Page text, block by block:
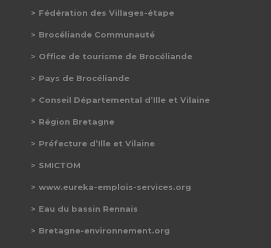
Fédération des Villages-étape
Brocéliande Communauté
Office de tourisme de Brocéliande
Pays de Brocéliande
Conseil Départemental d’Ille et Vilaine
Région Bretagne
Préfecture d’Ille et Vilaine
SMICTOM
www.eureka-emplois-services.org
Eau du bassin Rennais
Bretagne-environnement.org